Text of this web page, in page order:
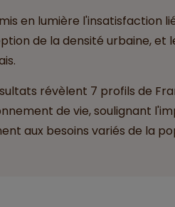
en lumière l'insatisfaction
de la densité urbaine, et
révèlent 7 profils de
de vie, soulignant
aux besoins variés de la